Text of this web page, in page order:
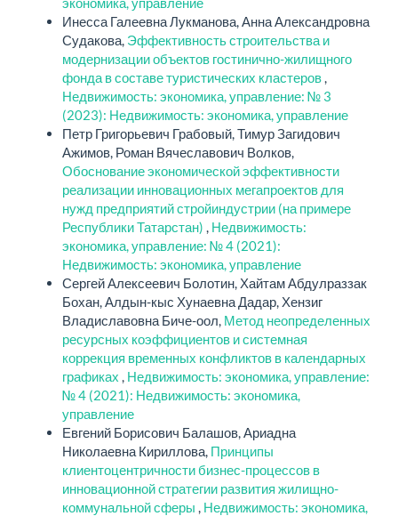
Инесса Галеевна Лукманова, Анна Александровна
Судакова, Эффективность строительства и
модернизации объектов гостинично-жилищного
фонда в составе туристических кластеров
Недвижимость: экономика, управление: № 3
(2023): Недвижимость: экономика, управление
Петр Григорьевич Грабовый, Тимур Загидович
Ажимов, Роман Вячеславович Волков,
Обоснование экономической эффективности
реализации инновационных мегапроектов для
нужд предприятий стройиндустрии (на примере
Республики Татарстан)
Недвижимость:
экономика, управление: № 4 (2021):
Недвижимость: экономика, управление
Сергей Алексеевич Болотин, Хайтам Абдулраззак
Бохан, Алдын-кыс Хунаевна Дадар, Хензиг
Владиславовна Биче-оол, Метод неопределенных
ресурсных коэффициентов и системная
коррекция временных конфликтов в календарных
графиках
Недвижимость: экономика, управление:
№ 4 (2021): Недвижимость: экономика,
управление
Евгений Борисович Балашов, Ариадна
Николаевна Кириллова, Принципы
клиентоцентричности бизнес-процессов в
инновационной стратегии развития жилищно-
коммунальной сферы
Недвижимость: экономика,